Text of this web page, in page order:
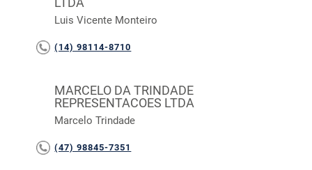
Luis Vicente Monteiro
(14) 98114-8710
MARCELO DA TRINDADE
REPRESENTACOES LTDA
Marcelo Trindade
(47) 98845-7351